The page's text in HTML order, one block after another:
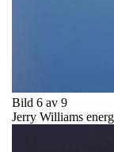
Bild 6 av 9
Jerry Williams